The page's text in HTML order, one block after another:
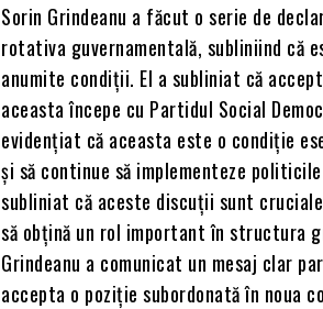
Sorin Grindeanu a făcut o serie de
rotativa guvernamentală, subliniind că
anumite condiții. El a subliniat că
aceasta începe cu Partidul Social
evidențiat că aceasta este o condiție
și să continue să implementeze
subliniat că aceste discuții sunt
să obțină un rol important în structura
Grindeanu a comunicat un mesaj clar
accepta o poziție subordonată în noua